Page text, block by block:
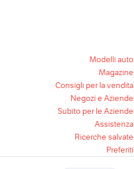
Modelli auto
Magazine
Consigli per la vendita
Negozi e Aziende
Subito per le Aziende
Assistenza
Ricerche salvate
Preferiti